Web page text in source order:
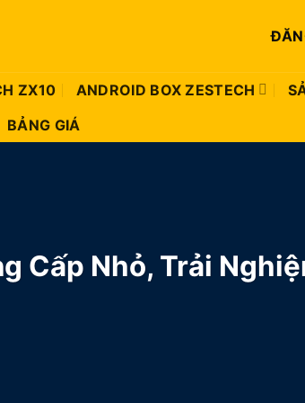
ZX10 ANDROID BOX ZESTECH
BẢNG GIÁ
Cấp Nhỏ, Trải